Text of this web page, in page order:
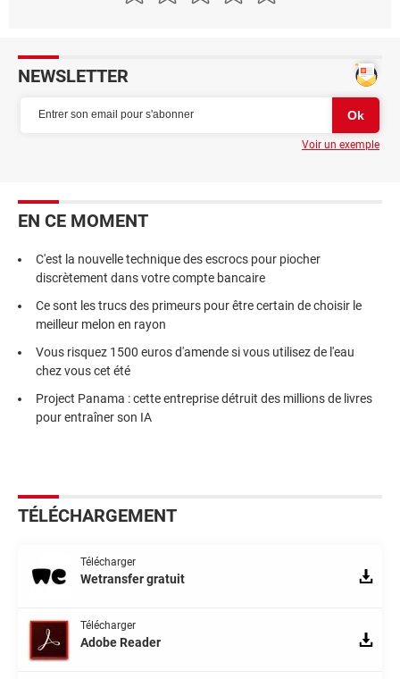
NEWSLETTER
Voir un exemple
EN CE MOMENT
C'est la nouvelle technique des escrocs pour piocher
discrètement dans votre compte bancaire
Ce sont les trucs des primeurs pour être certain de choisir le
meilleur melon en rayon
Vous risquez 1500 euros d'amende si vous utilisez de l'eau
chez vous cet été
Project Panama : cette entreprise détruit des millions de livres
pour entraîner son IA
TÉLÉCHARGEMENT
Télécharger
Wetransfer gratuit
Télécharger
Adobe Reader